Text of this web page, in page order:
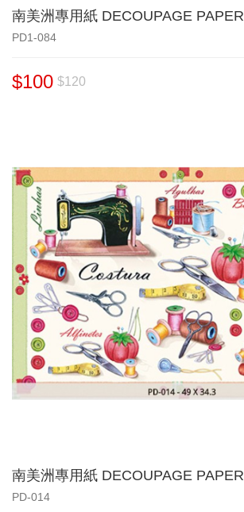
南美洲專用紙 DECOUPAGE PAPER
PD1-084
$100 $120
南美洲專用紙 DECOUPAGE PAPER
PD-014